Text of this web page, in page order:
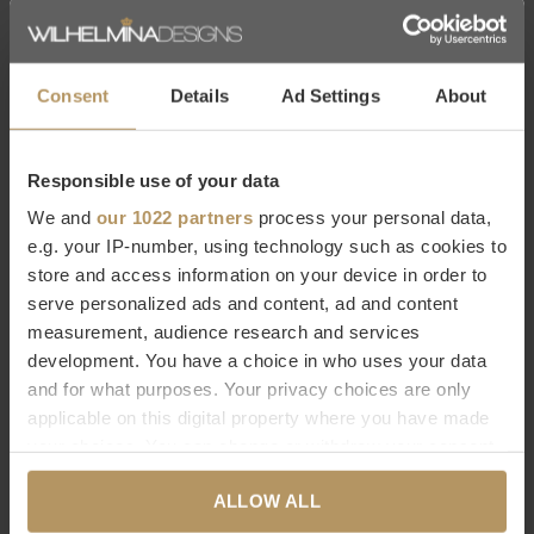
Consent Details Ad Settings About
Responsible use of your data
We and our 1022 partners process your personal data,
e.g. your IP-number, using technology such as cookies to
store and access information on your device in order to
serve personalized ads and content, ad and content
measurement, audience research and services
development. You have a choice in who uses your data
and for what purposes. Your privacy choices are only
applicable on this digital property where you have made
any time from the Cookie Declaration or by clicking on
the Privacy trigger icon.ALLOW ALL
Eichholtz bij WDS
Eichholtz is een Nederlands merk met eenwereldwijde
bekendheid
in de woonwereld en bestaat ruim twintig jaar. Zij
staan voor een hoogwaardige kwaliteit, werken met luxe
detailsen hebben een zeer grote collectie in meubels en
woonaccessoires. Bij WDS vind je een grote selectie van
Eichholtz productendie naadloos aansluiten bij de
kenmerkende
modern chic
stijl van WDS. Laat je inspireren
door de decoratieve producten van Eichholtz die aan elk
interieur iets moois toevoegen!